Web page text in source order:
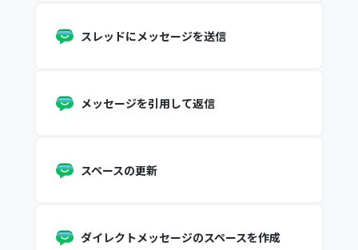
スレッドにメッセージを送信
メッセージを引用して返信
スペースの更新
ダイレクトメッセージのスペースを作成